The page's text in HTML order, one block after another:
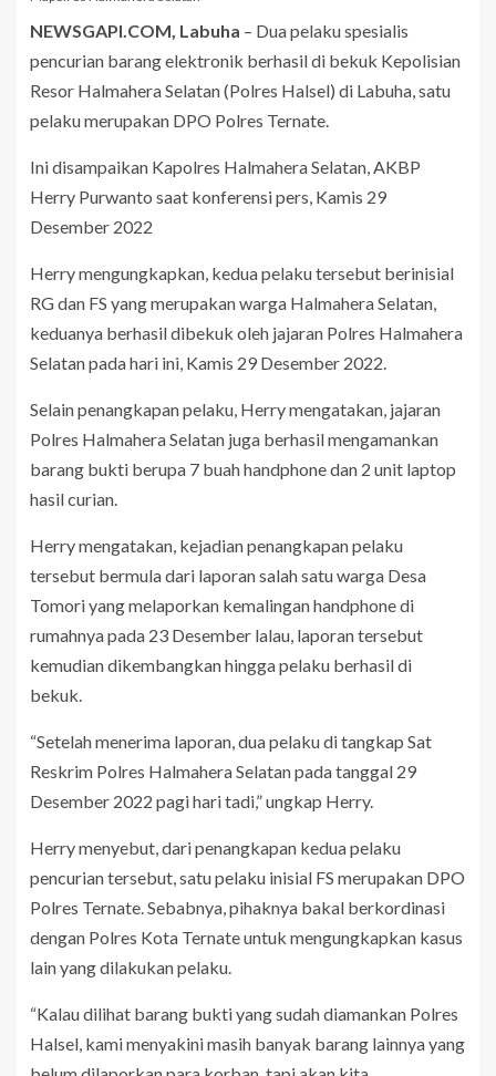
NEWSGAPI.COM, Labuha – Dua pelaku spesialis
pencurian barang elektronik berhasil di bekuk Kepolisian
Resor Halmahera Selatan (Polres Halsel) di Labuha, satu
pelaku merupakan DPO Polres Ternate.
Ini disampaikan Kapolres Halmahera Selatan, AKBP
Herry Purwanto saat konferensi pers, Kamis 29
Desember 2022
Herry mengungkapkan, kedua pelaku tersebut berinisial
RG dan FS yang merupakan warga Halmahera Selatan,
keduanya berhasil dibekuk oleh jajaran Polres Halmahera
Selatan pada hari ini, Kamis 29 Desember 2022.
Selain penangkapan pelaku, Herry mengatakan, jajaran
Polres Halmahera Selatan juga berhasil mengamankan
barang bukti berupa 7 buah handphone dan 2 unit laptop
hasil curian.
Herry mengatakan, kejadian penangkapan pelaku
tersebut bermula dari laporan salah satu warga Desa
Tomori yang melaporkan kemalingan handphone di
rumahnya pada 23 Desember lalau, laporan tersebut
kemudian dikembangkan hingga pelaku berhasil di
bekuk.
“Setelah menerima laporan, dua pelaku di tangkap Sat
Reskrim Polres Halmahera Selatan pada tanggal 29
Desember 2022 pagi hari tadi,” ungkap Herry.
Herry menyebut, dari penangkapan kedua pelaku
pencurian tersebut, satu pelaku inisial FS merupakan DPO
Polres Ternate. Sebabnya, pihaknya bakal berkordinasi
dengan Polres Kota Ternate untuk mengungkapkan kasus
lain yang dilakukan pelaku.
“Kalau dilihat barang bukti yang sudah diamankan Polres
Halsel, kami menyakini masih banyak barang lainnya yang